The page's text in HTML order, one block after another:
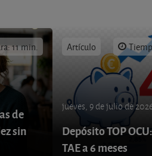
11 min.
de
sin
Artículo
jueves, 9 de julio de
Depósito TOP
TAE a 6 meses